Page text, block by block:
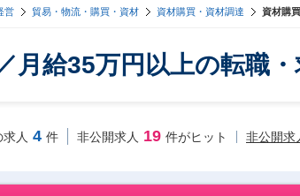
営 貿易・物流・購買・資材 資材購買・資材調達 資材購
月給35万円以上の転職
人 4 件 非公開求人 19 件がヒット 非公開求